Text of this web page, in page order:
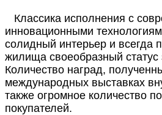
Классика исполнения с
инновационными
солидный интерьер и всегда
жилища своеобразный статус
Количество наград,
международных выставках
также огромное количество
покупателей.